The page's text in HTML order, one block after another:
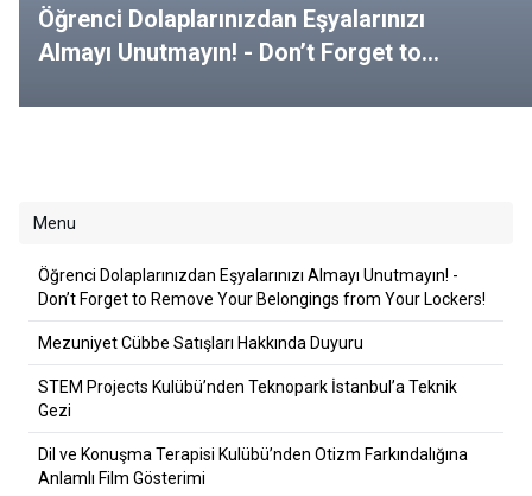
Öğrenci Dolaplarınızdan Eşyalarınızı
Almayı Unutmayın! - Don’t Forget to
Menu
Öğrenci Dolaplarınızdan Eşyalarınızı Almayı Unutmayın! -
Don’t Forget to Remove Your Belongings from Your Lockers!
Mezuniyet Cübbe Satışları Hakkında Duyuru
STEM Projects Kulübü’nden Teknopark İstanbul’a Teknik
Gezi
Dil ve Konuşma Terapisi Kulübü’nden Otizm Farkındalığına
Anlamlı Film Gösterimi